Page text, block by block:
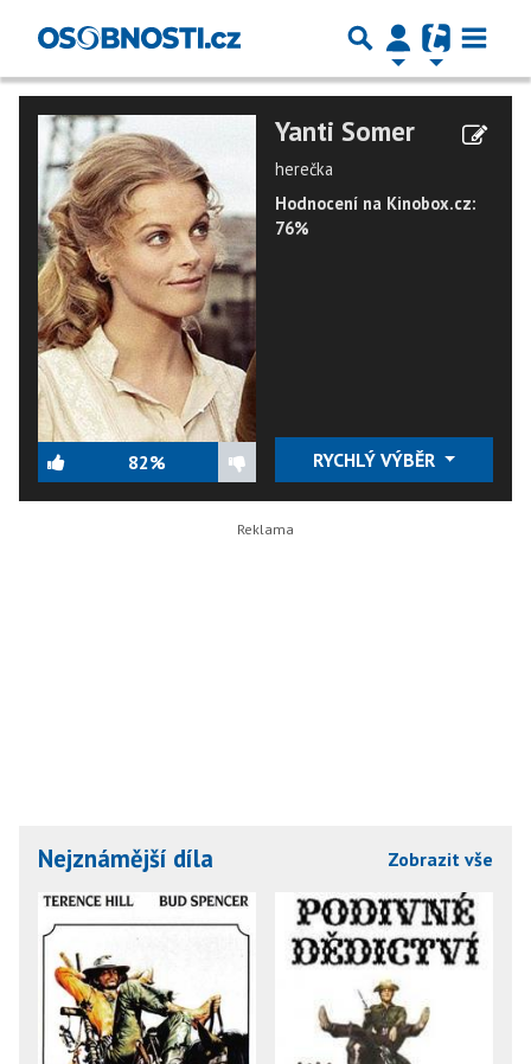
82%
Yanti Somer
herečka
Hodnocení na Kinobox.cz:
76%
RYCHLÝ VÝBĚR
Nejznámější díla Zobrazit vše